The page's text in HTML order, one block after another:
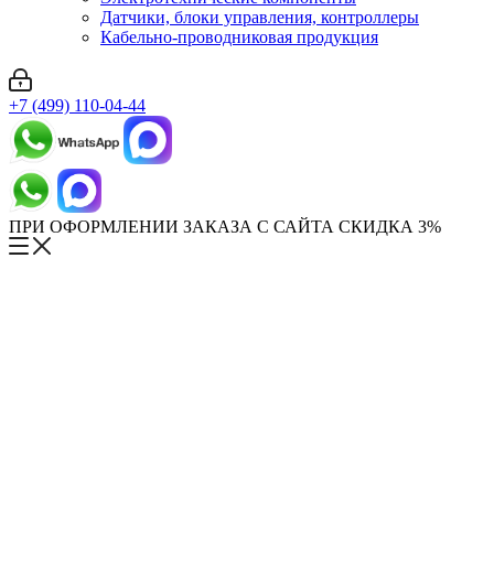
Датчики, блоки управления, контроллеры
Кабельно-проводниковая продукция
+7 (499) 110-04-44
ПРИ ОФОРМЛЕНИИ ЗАКАЗА С САЙТА СКИДКА 3%